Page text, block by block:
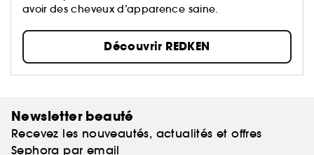
avoir des cheveux d’apparence saine.
Découvrir REDKEN
Newsletter beauté
Recevez les nouveautés, actualités et offres
Sephora par email